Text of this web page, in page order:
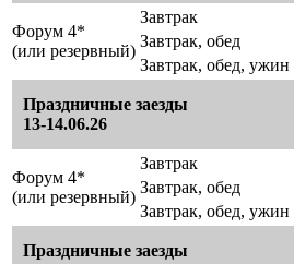
Форум 4*
(или резервный)
Завтрак
Завтрак, обед
Завтрак, обед, ужин
Праздничные заезды
13-14.06.26
Форум 4*
(или резервный)
Завтрак
Завтрак, обед
Завтрак, обед, ужин
Праздничные заезды